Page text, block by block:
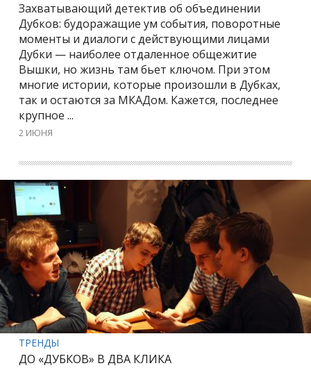
Захватывающий детектив об объединении
Дубков: будоражащие ум события, поворотные
моменты и диалоги с действующими лицами
Дубки — наиболее отдаленное общежитие
Вышки, но жизнь там бьет ключом. При этом
многие истории, которые произошли в Дубках,
так и остаются за МКАДом. Кажется, последнее
крупное ...
2 ИЮНЯ
ТРЕНДЫ
ДО «ДУБКОВ» В ДВА КЛИКА